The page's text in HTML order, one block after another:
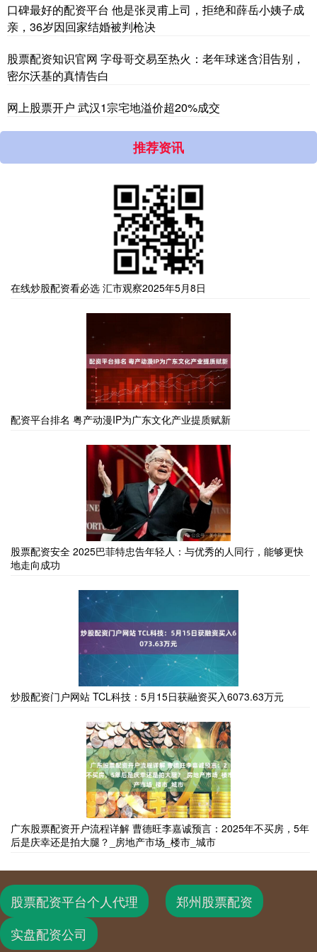
口碑最好的配资平台 他是张灵甫上司，拒绝和薛岳小姨子成
亲，36岁因回家结婚被判枪决
股票配资知识官网 字母哥交易至热火：老年球迷含泪告别，
密尔沃基的真情告白
网上股票开户 武汉1宗宅地溢价超20%成交
推荐资讯
在线炒股配资看必选 汇市观察2025年5月8日
配资平台排名 粤产动漫IP为广东文化产业提质赋新
股票配资安全 2025巴菲特忠告年轻人：与优秀的人同行，能够更快
地走向成功
炒股配资门户网站 TCL科技：5月15日获融资买入6073.63万元
广东股票配资开户流程详解 曹德旺李嘉诚预言：2025年不买房，5年
后是庆幸还是拍大腿？_房地产市场_楼市_城市
股票配资平台个人代理
郑州股票配资
实盘配资公司